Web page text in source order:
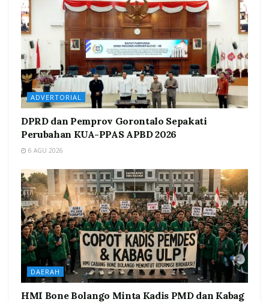
ADVERTORIAL
DPRD dan Pemprov Gorontalo Sepakati
Perubahan KUA-PPAS APBD 2026
6 AGU 2026
DAERAH
HMI Bone Bolango Minta Kadis PMD dan Kabag